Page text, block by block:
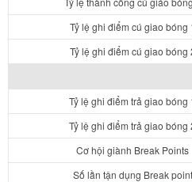
Tỷ lệ ghi điểm cú giao bóng
Tỷ lệ ghi điểm cú giao bóng
Tỷ lệ ghi điểm trả giao bóng
Tỷ lệ ghi điểm trả giao bóng
Cơ hội giành Break Points
Số lần tận dụng Break point